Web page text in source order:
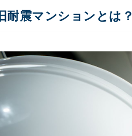
旧耐震マンションとは？